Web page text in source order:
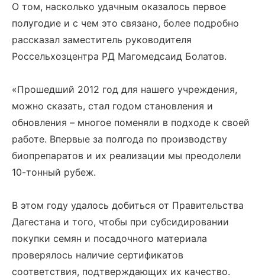
О том, насколько удачным оказалось первое
полугодие и с чем это связано, более подробно
рассказал заместитель руководителя
Россельхозцентра РД Магомедсаид Болатов.
«Прошедший 2012 год для нашего учреждения,
можно сказать, стал годом становления и
обновления – многое поменяли в подходе к своей
работе. Впервые за полгода по производству
биопрепаратов и их реализации мы преодолели
10-тонный рубеж.
В этом году удалось добиться от Правительства
Дагестана и того, чтобы при субсидировании
покупки семян и посадочного материала
проверялось наличие сертификатов
соответствия, подтверждающих их качество.